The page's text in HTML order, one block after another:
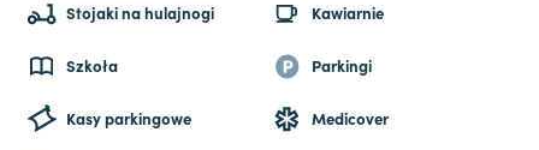
Stojaki na hulajnogi Kawiarnie
Szkoła Parkingi
Kasy parkingowe Medicover